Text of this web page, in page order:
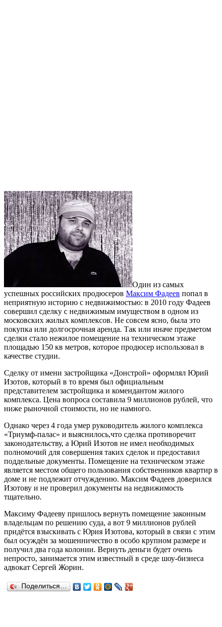
Один из самых
успешных российских продюсеров Максим Фадеев попал в
неприятную историю с недвижимостью: в 2010 году Фадеев
совершил сделку с недвижимым имуществом в одном из
московских жилых комплексов. Не совсем ясно, была это
покупка или долгосрочная аренда. Так или иначе предметом
сделки стало нежилое помещение на техническом этаже
площадью 150 кв метров, которое продюсер использовал в
качестве студии.
Сделку от имени застройщика «Донстрой» оформлял Юрий
Изотов, который в то время был официальным
представителем застройщика и комендантом жилого
комплекса. Цена вопроса составила 9 миллионов рублей, что
ниже рыночной стоимости, но не намного.
Однако через 4 года умер руководитель жилого комплекса
«Триумф-палас» и выяснилось,что сделка противоречит
законодательству, а Юрий Изотов не имел необходимых
полномочий для совершения таких сделок и предоставил
поддельные документы. Помещение на техническом этаже
является местом общего пользования собственников квартир в
доме и не подлежит отчуждению. Максим Фадеев доверился
Изотову и не проверил документы на недвижимость
тщательно.
Максиму Фадееву пришлось вернуть помещение законным
владельцам по решению суда, а вот 9 миллионов рублей
придётся взыскивать с Юрия Изотова, который в связи с этим
был осуждён за мошенничество в особо крупном размере и
получил два года колонии. Вернуть деньги будет очень
непросто, занимается этим известный в среде шоу-бизнеса
адвокат Сергей Жорин.
Поделиться…